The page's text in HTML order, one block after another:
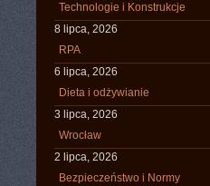
Technologie i Konstrukcje
8 lipca, 2026
RPA
6 lipca, 2026
Dieta i odżywianie
3 lipca, 2026
Wrocław
2 lipca, 2026
Bezpieczeństwo i Normy